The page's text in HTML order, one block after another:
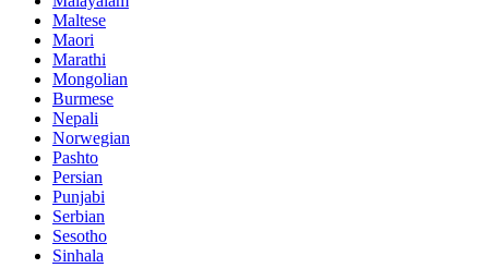
Maltese
Maori
Marathi
Mongolian
Burmese
Nepali
Norwegian
Pashto
Persian
Punjabi
Serbian
Sesotho
Sinhala